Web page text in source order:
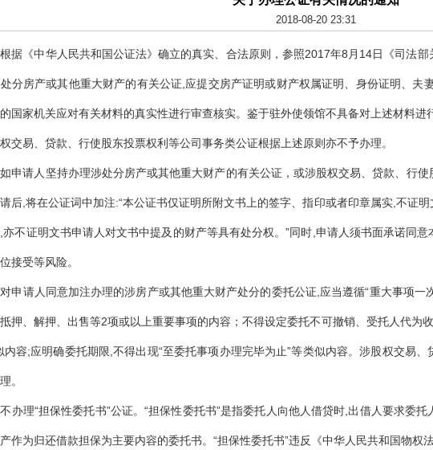
2018-08-20 23:31
据《中华人民共和国公证法》确立的真实、合法原则，参照2017年8月14日《司法部
分房产或其他重大财产的有关公证,应提交房产证明或财产权属证明、身份证明、夫
国家机关应对有关材料的真实性进行审查核实。鉴于驻外使领馆不具备对上述材料进
交易、贷款、行使股东投票权利等公司事务类公证根据上述原则亦不予办理。
申请人坚持办理涉处分房产或其他重大财产的有关公证，或涉股权交易、贷款、行
后 ,将在公证词中加注:“本公证书仅证明所附文书上的签字、指印或者印章属实,不证
亦不证明文书申请人对文书中提及的财产等具有处分权。”同时,申请人须书面承诺同
接受等风险。
申请人同意加注办理的涉房产或其他重大财产处分的委托公证 ,应当遵循“重大事项
押、解押、出售等2项或以上重要事项的内容；不得设定委托不可撤销、受托人代为
内容;应明确委托期限,不得出现“至委托事项办理完毕为止”等类似内容。涉股权交易
。
办理“担保性委托书”公证。“担保性委托书”是指委托人向他人借贷时,出借人要求委
作为归还借款担保为主要内容的委托书。“担保性委托书”违反《中华人民共和国物权